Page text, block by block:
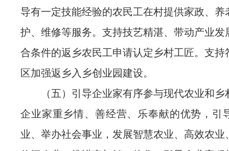
导有一定技能经验的农民工在村提供家政、养
护、维修等服务。支持技艺精湛、带动产业发
合条件的返乡农民工申请认定乡村工匠。支持
区加强返乡入乡创业园建设。
（五）引导企业家有序参与现代农业和
企业家重乡情、善经营、乐奉献的优势，引
业、举办社会事业，发展智慧农业、高效农业